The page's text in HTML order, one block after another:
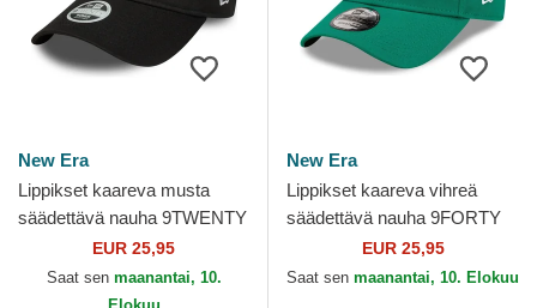
New Era
Lippikset kaareva musta
säädettävä nauha 9TWENTY
League Essential New York
Yankees MLB New Era
EUR 25,95
Saat sen maanantai, 10.
New Era
Lippikset kaareva vihreä
säädettävä nauha 9FORTY
League Essential New York
Yankees MLB New Era
EUR 25,95
Saat sen maanantai, 10. Elokuu